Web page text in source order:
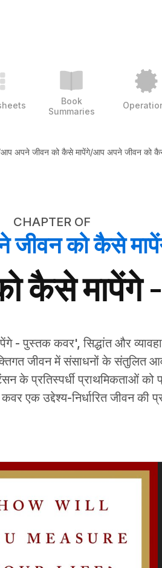
Book
Summaries
आप अपने जीवन को कैसे मापेंगे/आप अपने जीवन को
CHAPTER OF
को कैसे
कैसे मापेंगे
पुस्तक कवर', सिद्धांत और
जीवन में संसाधनों के संतुलित
के प्रतिस्पर्धी प्राथमिकताओं को
एक उद्देश्य-निर्धारित जीवन की